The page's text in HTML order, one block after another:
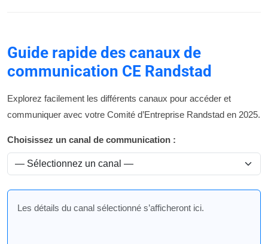
Guide rapide des canaux de
communication CE Randstad
Explorez facilement les différents canaux pour accéder et
communiquer avec votre Comité d’Entreprise Randstad en 2025.
Choisissez un canal de communication :
Les détails du canal sélectionné s’afficheront ici.